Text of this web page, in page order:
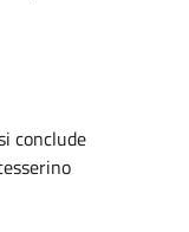
conclude